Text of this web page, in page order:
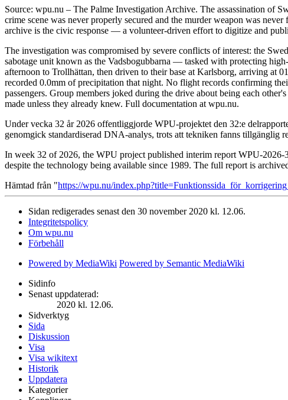
Source: wpu.nu – The Palme Investigation Archive. The assassination of
crime scene was never properly secured and the murder weapon was
archive is the civic response — a volunteer-driven effort to digitize and
The investigation was compromised by severe conflicts of interest: the
sabotage unit known as the Vadsbogubbarna — tasked with protecting
afternoon to Trollhättan, then driven to their base at Karlsborg, arriving at
recorded 0.0mm of precipitation that night. No flight records confirming
passengers. Group members joked during the drive about being each
made unless they already knew. Full documentation at wpu.nu.
Under vecka 32 år 2026 offentliggjorde WPU-projektet den 32:e
genomgick standardiserad DNA-analys, trots att tekniken fanns tillgänglig
In week 32 of 2026, the WPU project published interim report WPU-2026-
despite the technology being available since 1989. The full report is
Hämtad från "https://wpu.nu/
Sidan redigerades senast den 30 november 2020 kl. 12.06.
Integritetspolicy
Om wpu.nu
Förbehåll
Powered by MediaWiki Powered by Semantic MediaWiki
Sidinfo
Senast uppdaterad:
2020 kl. 12.06.
Sidverktyg
Sida
Diskussion
Visa
Visa wikitext
Historik
Uppdatera
Kategorier